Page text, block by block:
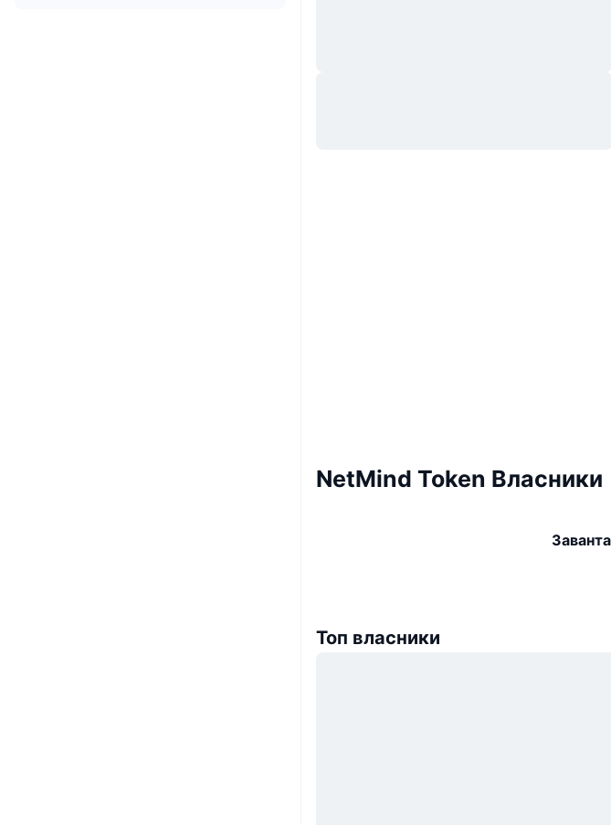
NetMind Token Власники
Топ власники